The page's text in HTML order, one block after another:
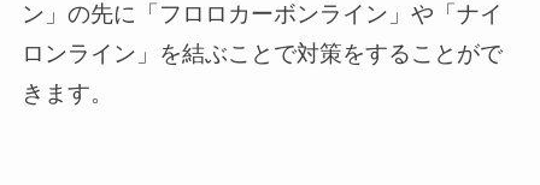
ン」の先に「フロロカーボンライン」や「ナイ
ロンライン」を結ぶことで対策をすることがで
きます。